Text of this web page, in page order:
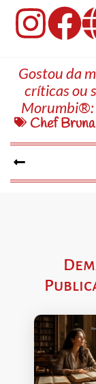
Gostou da
críticas ou
Morumbi®:
Chef